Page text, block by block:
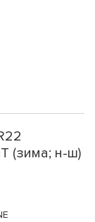
(зима; н-ш)